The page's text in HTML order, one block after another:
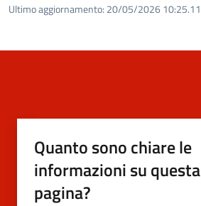
Ultimo aggiornamento: 20/05/2026 10:25.11
Quanto sono chiare le
informazioni su questa
pagina?